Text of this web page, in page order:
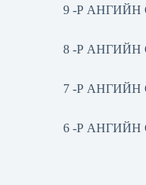
9 -Р АНГИЙН
8 -Р АНГИЙН
7 -Р
6 -Р АНГИЙН